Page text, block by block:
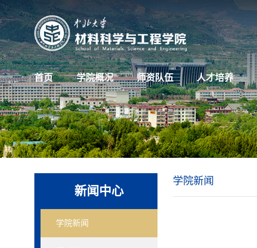
首页 学院概况 师资队伍 人才培养
新闻中心
学院新闻
学院新闻